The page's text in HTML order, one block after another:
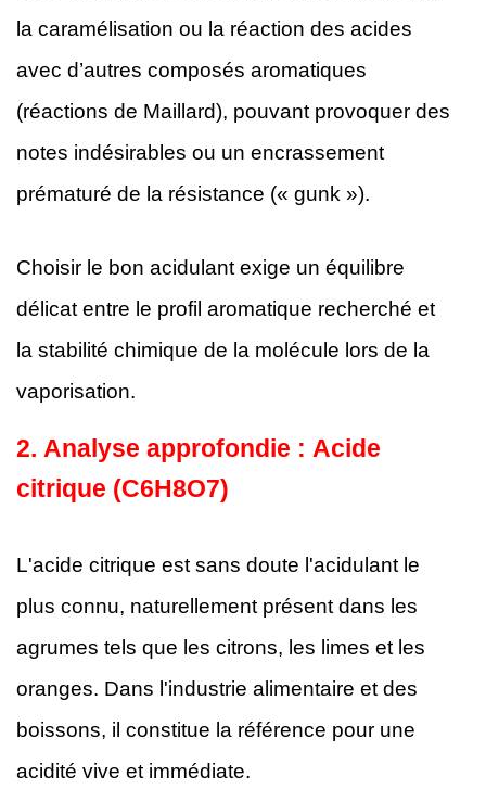
la caramélisation ou la réaction des acides
avec d’autres composés aromatiques
(réactions de Maillard), pouvant provoquer des
notes indésirables ou un encrassement
prématuré de la résistance (« gunk »).
Choisir le bon acidulant exige un équilibre
délicat entre le profil aromatique recherché et
la stabilité chimique de la molécule lors de la
vaporisation.
2. Analyse approfondie : Acide
citrique (C6H8O7)
L'acide citrique est sans doute l'acidulant le
plus connu, naturellement présent dans les
agrumes tels que les citrons, les limes et les
oranges. Dans l'industrie alimentaire et des
boissons, il constitue la référence pour une
acidité vive et immédiate.